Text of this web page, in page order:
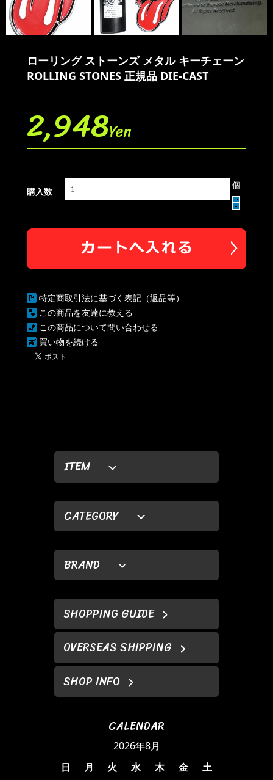
ITEM
CATEGORY
BRAND
SHOPPING GUIDE
OVERSEAS SHIPPING
SHOP INFO
CALENDAR
2026年8月
日
月 火 水 木 金 土
ローリング ストーンズ メタル キーチェーン
ROLLING STONES 正規品 DIE-CAST
2,948Yen
購入数
個
特定商取引法に基づく表記（返品等）
この商品を友達に教える
この商品について問い合わせる
買い物を続ける